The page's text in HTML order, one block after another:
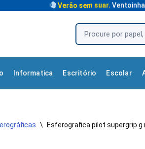
Verão sem suar.
Informatica Escritório Escolar
\ Esferografica pilot supergrip